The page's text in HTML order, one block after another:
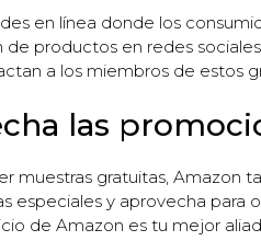
en línea donde los
de productos en redes
a los miembros de estos
las
muestras gratuitas, Amazon
especiales y aprovecha para
de Amazon es tu mejor